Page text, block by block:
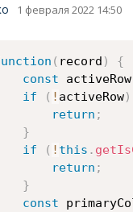
1 февраля 2022 14:50
( record )
{
const activeRow
if
( ! activeRow)
return ;
}
if
( ! this .
return ;
}
const